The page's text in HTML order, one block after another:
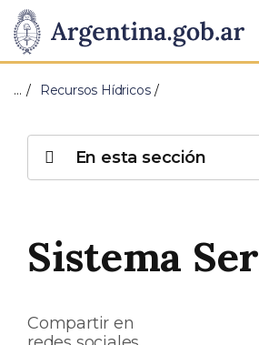
Presidencia
de
Nación
Pasar al contenido principal
… Recursos Hídricos
Sistema
Compartir en
En esta sección